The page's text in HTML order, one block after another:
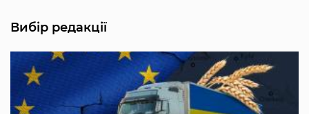
Вибір редакції